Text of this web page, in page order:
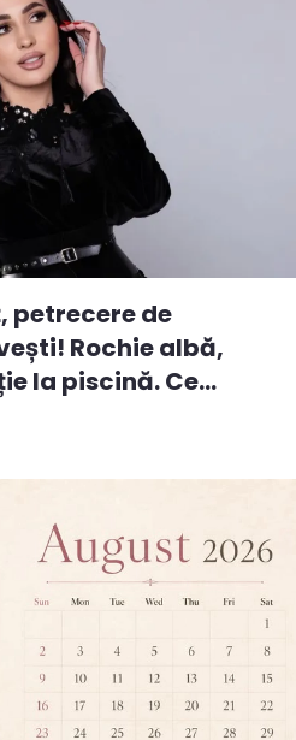
petrecere de
Rochie albă,
la piscină. Ce